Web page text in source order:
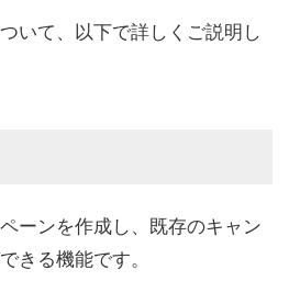
いて、以下で詳しくご説明し
ーンを作成し、既存のキャン
きる機能です。